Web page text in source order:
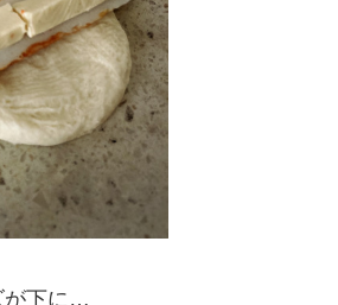
が下に…